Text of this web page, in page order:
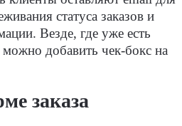
статуса заказов и
Везде, где уже есть
можно добавить чек-бокс на
заказа